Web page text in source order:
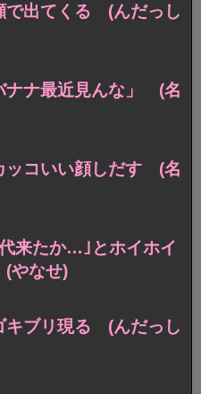
で出てくる (んだっし
ナナ最近見んな」 (名
ッコいい顔しだす (名
来たか…｣とホイホイ
やなせ)
キブリ現る (んだっし